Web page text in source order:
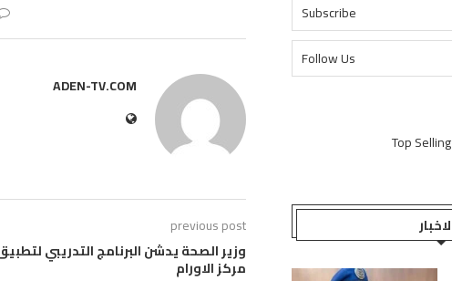
ADEN-TV.COM
previous post
وزير الصحة يدشن البرنامج التدريبي
مركز الاورام
Subscribe
Follow Us